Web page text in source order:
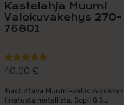
Kastelahja Muumi
Valokuvakehys 270-
76801
Arvostelu
5.00/ 5
40,00 €
Ihastuttava Muumi-valokuvakehys
tinatusta metallista. Sopii 8,5...